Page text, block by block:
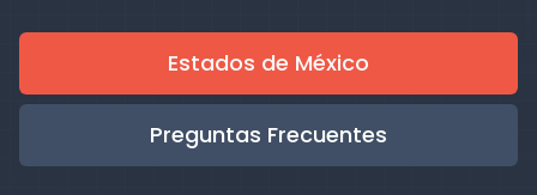
Estados de México
Preguntas Frecuentes